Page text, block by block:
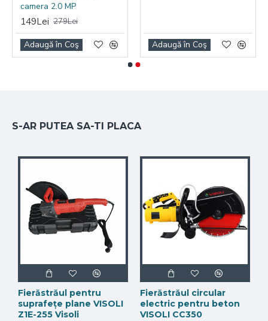
camera 2.0 MP
149Lei 279Lei
Adaugă în Coş Adaugă în Coş
S-AR PUTEA SA-TI PLACA
Fierăstrăul pentru
suprafețe plane VISOLI
Z1E-255 Visoli
Fierăstrăul circular
electric pentru beton
VISOLI CC350